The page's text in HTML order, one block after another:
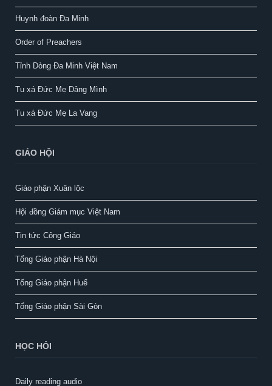
Huynh đoàn Đa Minh
Order of Preachers
Tỉnh Dòng Đa Minh Việt Nam
Tu xá Đức Mẹ Dâng Mình
Tu xá Đức Mẹ La Vang
GIÁO HỘI
Giáo phận Xuân lộc
Hội đồng Giám mục Việt Nam
Tin tức Công Giáo
Tổng Giáo phận Hà Nội
Tổng Giáo phận Huế
Tổng Giáo phận Sài Gòn
HỌC HỎI
Daily reading audio